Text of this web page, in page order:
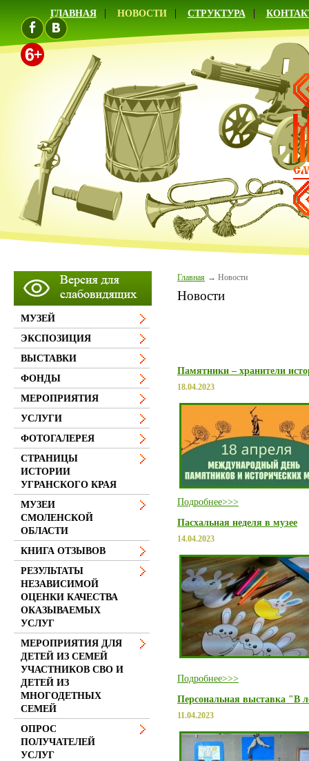
ГЛАВНАЯ НОВОСТИ СТРУКТУРА
Главная Новости
Новости
Памятники – хранители
18.04.2023
Подробнее>>>
Пасхальная неделя в музее
14.04.2023
Подробнее>>>
Персональная выставка "В
11.04.2023
МУЗЕЙ
ЭКСПОЗИЦИЯ
ВЫСТАВКИ
ФОНДЫ
МЕРОПРИЯТИЯ
УСЛУГИ
ФОТОГАЛЕРЕЯ
СТРАНИЦЫ
ИСТОРИИ
УГРАНСКОГО КРАЯ
МУЗЕИ
СМОЛЕНСКОЙ
ОБЛАСТИ
КНИГА ОТЗЫВОВ
РЕЗУЛЬТАТЫ
НЕЗАВИСИМОЙ
ОЦЕНКИ КАЧЕСТВА
ОКАЗЫВАЕМЫХ
УСЛУГ
МЕРОПРИЯТИЯ ДЛЯ
ДЕТЕЙ ИЗ СЕМЕЙ
УЧАСТНИКОВ СВО И
ДЕТЕЙ ИЗ
МНОГОДЕТНЫХ
СЕМЕЙ
ОПРОС
ПОЛУЧАТЕЛЕЙ
УСЛУГ